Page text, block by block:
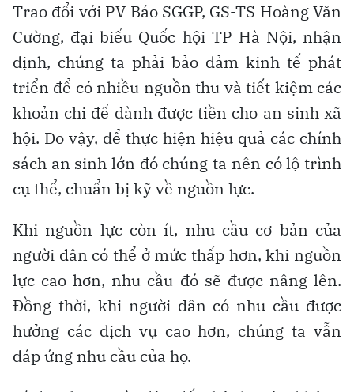
Trao đổi với PV Báo SGGP, GS-TS Hoàng Văn
Cường, đại biểu Quốc hội TP Hà Nội, nhận
định, chúng ta phải bảo đảm kinh tế phát
triển để có nhiều nguồn thu và tiết kiệm các
khoản chi để dành được tiền cho an sinh xã
hội. Do vậy, để thực hiện hiệu quả các chính
sách an sinh lớn đó chúng ta nên có lộ trình
cụ thể, chuẩn bị kỹ về nguồn lực.
Khi nguồn lực còn ít, nhu cầu cơ bản của
người dân có thể ở mức thấp hơn, khi nguồn
lực cao hơn, nhu cầu đó sẽ được nâng lên.
Đồng thời, khi người dân có nhu cầu được
hưởng các dịch vụ cao hơn, chúng ta vẫn
đáp ứng nhu cầu của họ.